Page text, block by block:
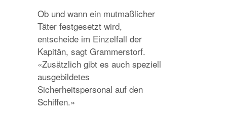
Ob und wann ein mutmaßlicher
Täter festgesetzt wird,
entscheide im Einzelfall der
Kapitän, sagt Grammerstorf.
«Zusätzlich gibt es auch speziell
ausgebildetes
Sicherheitspersonal auf den
Schiffen.»